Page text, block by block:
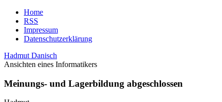
Home
RSS
Impressum
Datenschutzerklärung
Hadmut Danisch
Ansichten eines Informatikers
Meinungs- und Lagerbildung abgeschlossen